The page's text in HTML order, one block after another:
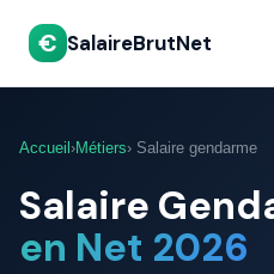
€ SalaireBrutNet
Accueil ›Métiers› Salaire gendarme
Salaire
en Net 2026